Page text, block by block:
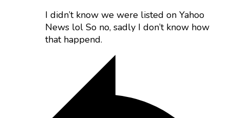
I didn’t know we were listed on Yahoo
News lol So no, sadly I don’t know how
that happend.